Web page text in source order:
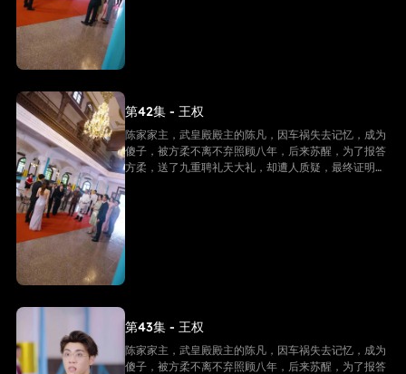
第42集 - 王权
陈家家主，武皇殿殿主的陈凡，因车祸失去记忆，成为
傻子，被方柔不离不弃照顾八年，后来苏醒，为了报答
方柔，送了九重聘礼天大礼，却遭人质疑，最终证明他
是陈家家主，并且还是武皇殿武皇，最终跟方柔有情人
终成眷属。
第43集 - 王权
陈家家主，武皇殿殿主的陈凡，因车祸失去记忆，成为
傻子，被方柔不离不弃照顾八年，后来苏醒，为了报答